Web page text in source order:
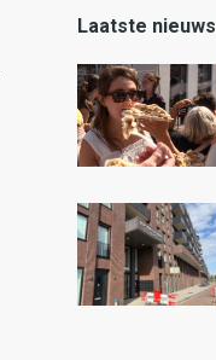
Laatste nieuws